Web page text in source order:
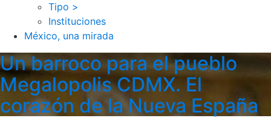
Tipo >
Instituciones
México, una mirada
Un barroco para el pueblo
Megalopolis CDMX. El
corazón de la Nueva España